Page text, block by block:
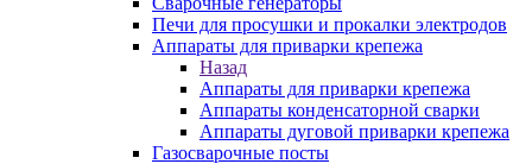
Печи для просушки и прокалки электродов
Аппараты для приварки крепежа
Назад
Аппараты для приварки крепежа
Аппараты конденсаторной сварки
Аппараты дуговой приварки крепежа
Газосварочные посты